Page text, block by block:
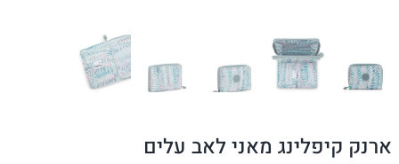
ארנק קיפלינג מאני לאב עלים